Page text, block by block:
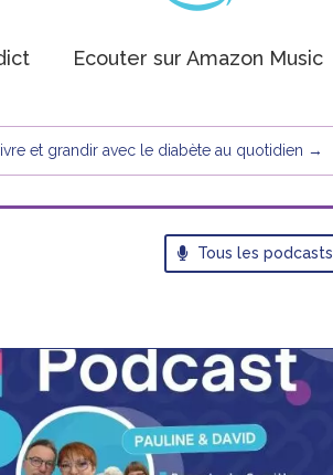
Ecouter sur Amazon Music
et grandir avec le diabète au quotidien →
Tous les podcasts